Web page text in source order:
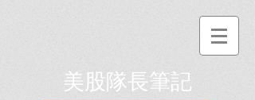
美股隊長筆記